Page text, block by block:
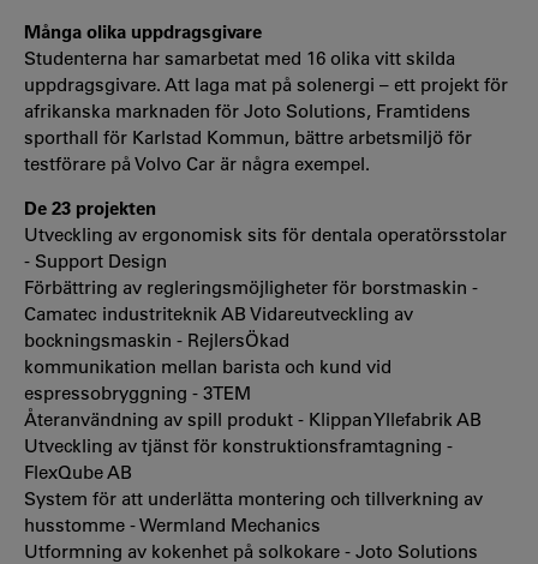
Många olika uppdragsgivare
Studenterna har samarbetat med 16 olika vitt skilda
uppdragsgivare. Att laga mat på solenergi – ett projekt för
afrikanska marknaden för Joto Solutions, Framtidens
sporthall för Karlstad Kommun, bättre arbetsmiljö för
testförare på Volvo Car är några exempel.
De 23 projekten
Utveckling av ergonomisk sits för dentala operatörsstolar
- Support Design
Förbättring av regleringsmöjligheter för borstmaskin -
Camatec industriteknik AB Vidareutveckling av
bockningsmaskin - RejlersÖkad
kommunikation mellan barista och kund vid
espressobryggning - 3TEM
Återanvändning av spill produkt - Klippan Yllefabrik AB
Utveckling av tjänst för konstruktionsframtagning -
FlexQube AB
System för att underlätta montering och tillverkning av
husstomme - Wermland Mechanics
Utformning av kokenhet på solkokare - Joto Solutions